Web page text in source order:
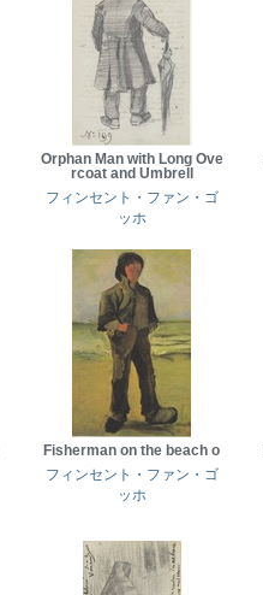
Orphan Man with Long Ove
rcoat and Umbrell
フィンセント・ファン・ゴ
ッホ
Fisherman on the beach o
フィンセント・ファン・ゴ
ッホ